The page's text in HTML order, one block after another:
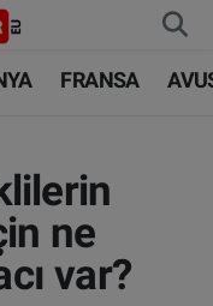
FRANSA
ne
var?